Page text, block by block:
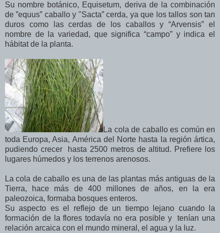
Su nombre botánico, Equisetum, deriva de la combinación
de ”equus” caballo y "Sacta” cerda, ya que los tallos son tan
duros como las cerdas de los caballos y “Arvensis” el
nombre de la variedad, que significa “campo” y indica el
hábitat de la planta.
La cola de caballo es común en
toda Europa, Asia, América del Norte hasta la región ártica,
pudiendo crecer hasta 2500 metros de altitud. Prefiere los
lugares húmedos y los terrenos arenosos.
La cola de caballo es una de las plantas más antiguas de la
Tierra, hace más de 400 millones de años, en la era
paleozoica, formaba bosques enteros.
Su aspecto es el reflejo de un tiempo lejano cuando la
formación de la flores todavía no era posible y tenían una
relación arcaica con el mundo mineral, el agua y la luz.